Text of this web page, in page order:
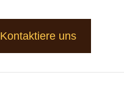
Kontaktiere uns